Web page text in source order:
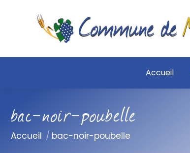
Accueil
bac-noir-poubelle
Vous êtes ici :
Accueil bac-noir-poubelle